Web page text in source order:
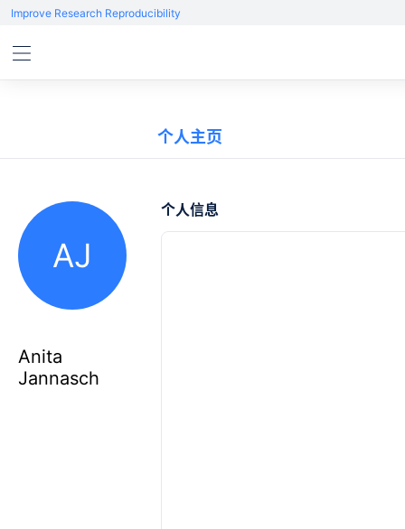
Improve Research Reproducibility
个人主页
AJ
Anita
Jannasch
个人信息